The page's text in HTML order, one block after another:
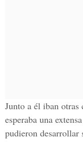
Junto a él iban otras
esperaba una
pudieron desarrollar